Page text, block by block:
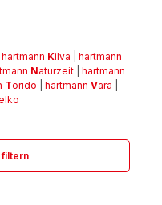
hartmann Kilva
hartmann
Naturzeit| hartmann
Torido hartmann Vara
filtern